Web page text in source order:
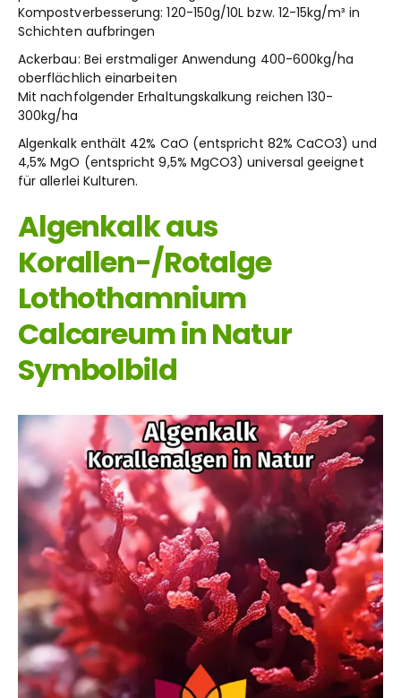
Kompostverbesserung: 120-150g/10L bzw. 12-15kg/m³ in
Schichten aufbringen
Ackerbau: Bei erstmaliger Anwendung 400-600kg/ha
oberflächlich einarbeiten
Mit nachfolgender Erhaltungskalkung reichen 130-
300kg/ha
Algenkalk enthält 42% CaO (entspricht 82% CaCO3) und
4,5% MgO (entspricht 9,5% MgCO3) universal geeignet
für allerlei Kulturen.
Algenkalk aus
Korallen-/Rotalge
Lothothamnium
Calcareum in Natur
Symbolbild